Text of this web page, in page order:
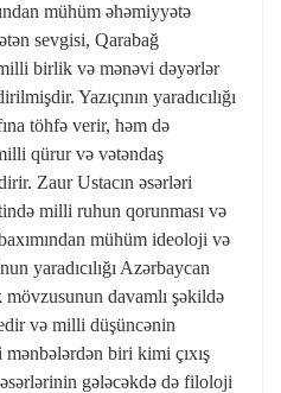
mühüm əhəmiyyətə
sevgisi, Qarabağ
birlik və mənəvi dəyərlər
Yazıçının yaradıcılığı
töhfə verir, həm də
qürur və vətəndaş
Zaur Ustacın əsərləri
milli ruhun qorunması və
mühüm ideoloji və
yaradıcılığı Azərbaycan
davamlı şəkildə
və milli düşüncənin
biri kimi çıxış
gələcəkdə də filoloji